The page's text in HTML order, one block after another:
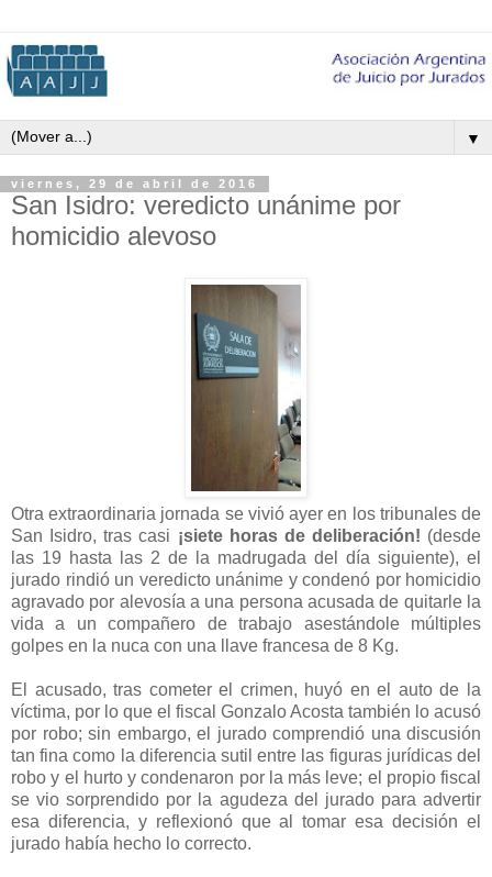
▼
viernes, 29 de abril de 2016
San Isidro: veredicto unánime por
homicidio alevoso
Otra extraordinaria jornada se vivió ayer en los tribunales de
San Isidro, tras casi ¡siete horas de deliberación! (desde
las 19 hasta las 2 de la madrugada del día siguiente), el
jurado rindió un veredicto unánime y condenó por homicidio
agravado por alevosía a una persona acusada de quitarle la
vida a un compañero de trabajo asestándole múltiples
golpes en la nuca con una llave francesa de 8 Kg.
El acusado, tras cometer el crimen, huyó en el auto de la
víctima, por lo que el fiscal Gonzalo Acosta también lo acusó
por robo; sin embargo, el jurado comprendió una discusión
tan fina como la diferencia sutil entre las figuras jurídicas del
robo y el hurto y condenaron por la más leve; el propio fiscal
se vio sorprendido por la agudeza del jurado para advertir
esa diferencia, y reflexionó que al tomar esa decisión el
jurado había hecho lo correcto.